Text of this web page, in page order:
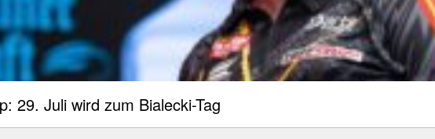
29. Juli wird zum Bialecki-Tag